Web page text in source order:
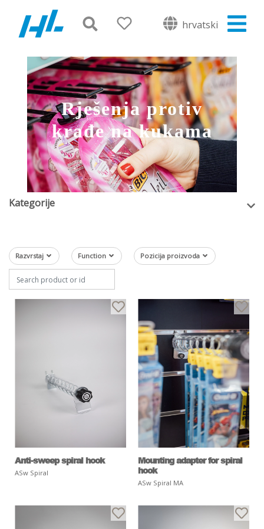
hrvatski
Rješenja protiv
krađe na kukama
Kategorije
Razvrstaj Function Pozicija proizvoda
Anti-sweep spiral hook
ASw Spiral
Mounting adapter for spiral
hook
ASw Spiral MA